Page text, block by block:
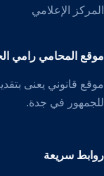
المركز الإعلامي
موقع المحامي رامي
موقع قانوني يعنى
للجمهور في جدة.
روابط سريعة